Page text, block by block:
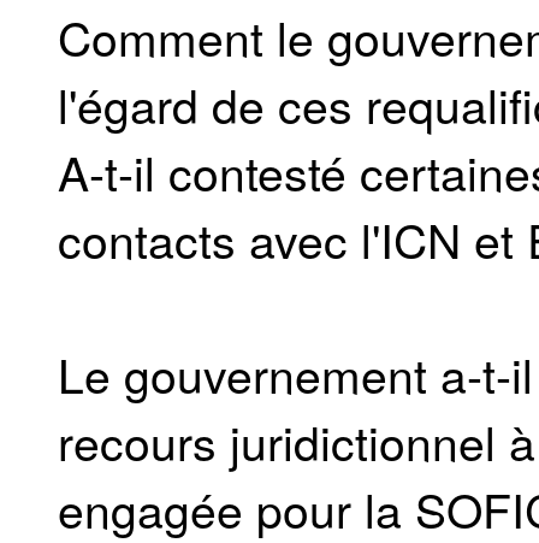
Comment le
l'égard de ces
A-t-il contesté
contacts avec l'ICN et
Le gouvernement a-t-
recours juridictionnel
engagée pour la